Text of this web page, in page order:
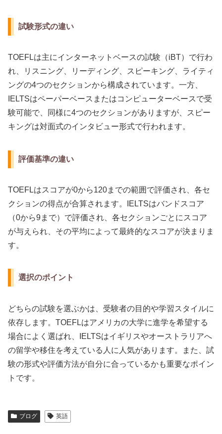
試験形式の違い
TOEFLは主にインターネットベースの試験（iBT）で行わ
れ、リスニング、リーディング、スピーキング、ライティ
ングの4つのセクションから構成されています。一方、
IELTSはペーパーベースまたはコンピューターベースで受
験可能で、同様に4つのセクションがありますが、スピー
キングは対面式のインタビュー形式で行われます。
評価基準の違い
TOEFLはスコアが0から120までの範囲で評価され、各セ
クションの得点が合算されます。IELTSはバンドスコア
（0から9まで）で評価され、各セクションごとにスコア
が与えられ、その平均によって最終的なスコアが決まりま
す。
選択のポイント
どちらの試験を選ぶかは、受験者の目的や学習スタイルに
依存します。TOEFLはアメリカの大学に進学を希望する
場合によく選ばれ、IELTSはイギリスやオーストラリアへ
の留学や移住を考えている人に人気があります。また、試
験の形式や評価方法が自分に合っているかも重要なポイン
トです。
ブログ 英語